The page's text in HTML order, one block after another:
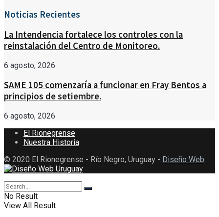
Noticias Recientes
La Intendencia fortalece los controles con la
reinstalación del Centro de Monitoreo.
6 agosto, 2026
SAME 105 comenzaría a funcionar en Fray Bentos a
principios de setiembre.
6 agosto, 2026
El Rionegrense
Nuestra Historia
© 2020 El Rionegrense - Río Negro, Uruguay - Diseño Web:
No Result
View All Result